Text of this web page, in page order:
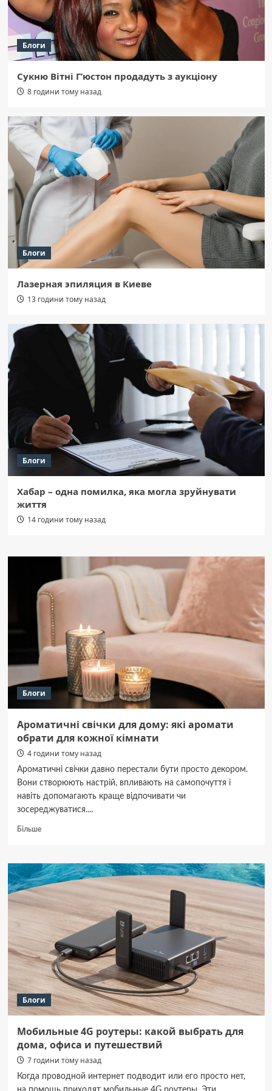
Блоги
Сукню Вітні Г’юстон продадуть з аукціону
8 години тому назад
Блоги
Лазерная эпиляция в Киеве
13 години тому назад
Блоги
Хабар – одна помилка, яка могла зруйнувати
життя
14 години тому назад
Блоги
Ароматичні свічки для дому: які аромати
обрати для кожної кімнати
4 години тому назад
Ароматичні свічки давно перестали бути просто декором.
Вони створюють настрій, впливають на самопочуття і
навіть допомагають краще відпочивати чи
зосереджуватися....
БільшеДокладніше
свічки
для
дому:
аромати
кожної
кімнати
Блоги
Мобильные 4G роутеры: какой выбрать для
дома, офиса и путешествий
7 години тому назад
Когда проводной интернет подводит или его просто нет,